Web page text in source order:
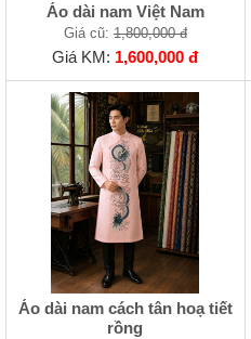
Áo dài nam Việt Nam
Giá cũ:1,800,000 đ
Giá KM: 1,600,000 đ
Áo dài nam cách tân hoạ tiết
rồng